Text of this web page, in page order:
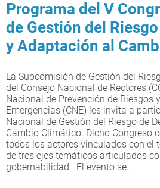
Programa del V
de Gestión del
y Adaptación al
La Subcomisión de Gestión del
del Consejo Nacional de Rectores
Nacional de Prevención de Riesgos
Emergencias (CNE) les invita a
Nacional de Gestión del Riesgo de
Cambio Climático. Dicho Congreso
todos los actores vinculados con el
de tres ejes temáticos articulados
gobernabilidad. El evento se...